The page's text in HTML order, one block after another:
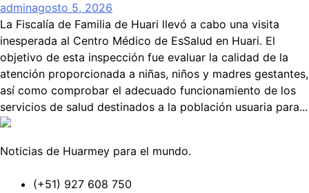
adminagosto 5, 2026
La Fiscalía de Familia de Huari llevó a cabo una visita
inesperada al Centro Médico de EsSalud en Huari. El
objetivo de esta inspección fue evaluar la calidad de la
atención proporcionada a niñas, niños y madres gestantes,
así como comprobar el adecuado funcionamiento de los
servicios de salud destinados a la población usuaria para...
Noticias de Huarmey para el mundo.
(+51) 927 608 750